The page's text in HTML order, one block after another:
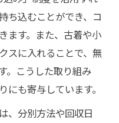
ち込むことができ、コ
ます。また、古着や小
スに入れることで、無
。こうした取り組み
も寄与しています。
、分別方法や回収日